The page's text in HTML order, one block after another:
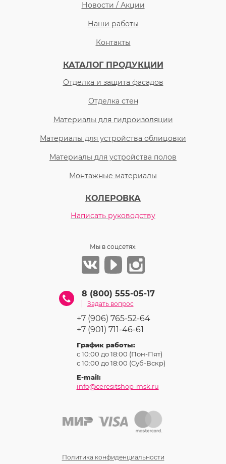
Новости / Акции
Наши работы
Контакты
КАТАЛОГ ПРОДУКЦИИ
Отделка и защита фасадов
Отделка стен
Материалы для гидроизоляции
Материалы для устройства облицовки
Материалы для устройства полов
Монтажные материалы
КОЛЕРОВКА
Написать руководству
Мы в соцсетях:
8 (800) 555-05-17
Задать вопрос
+7 (906) 765-52-64
+7 (901) 711-46-61
График работы:
с 10:00 до 18:00 (Пон-Пят)
с 10:00 до 18:00 (Суб-Вcкр)
E-mail:
info@ceresitshop-msk.ru
Политика конфиденциальности